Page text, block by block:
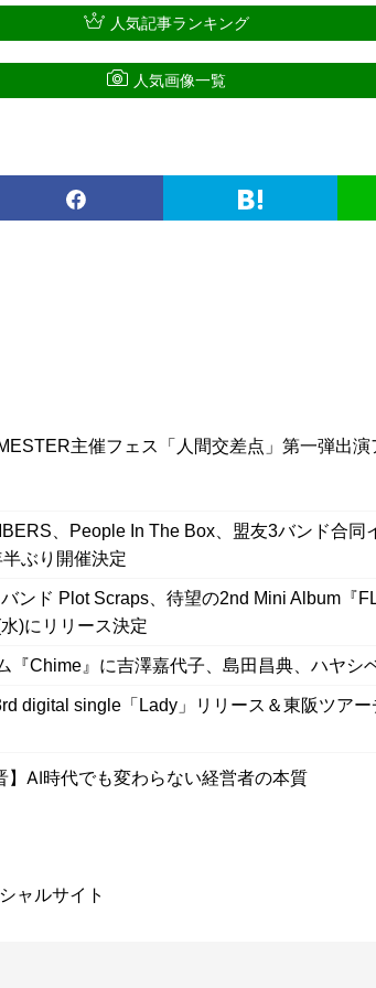
主催フェス「人間交差点」第一弾出演
、People In The Box、盟友3バンド合同
半ぶり開催決定
ンド Plot Scraps、待望の2nd Mini Album『
)にリリース決定
『Chime』に吉澤嘉代子、島田昌典、ハヤシ
digital single「Lady」リリース＆東阪ツア
】AI時代でも変わらない経営者の本質
ャルサイト
人気記事ランキング
人気画像一覧